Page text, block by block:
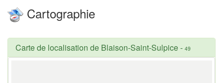
Cartographie
Carte de localisation de Blaison-Saint-Sulpice- 49